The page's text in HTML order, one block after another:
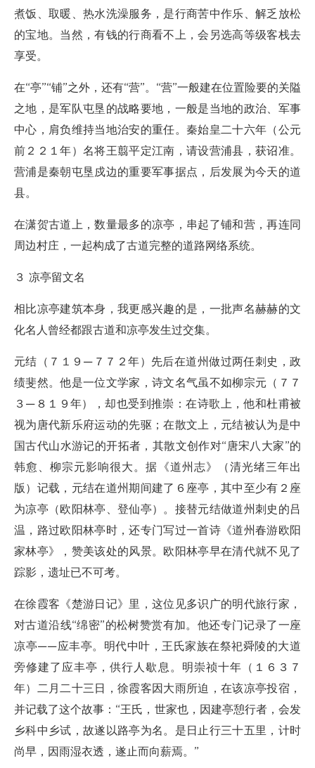
煮饭、取暖、热水洗澡服务，是行商苦中作乐、解乏放松
的宝地。当然，有钱的行商看不上，会另选高等级客栈去
享受。
在“亭”“铺”之外，还有“营”。“营”一般建在位置险要的关隘
之地，是军队屯垦的战略要地，一般是当地的政治、军事
中心，肩负维持当地治安的重任。秦始皇二十六年（公元
前２２１年）名将王翦平定江南，请设营浦县，获诏准。
营浦是秦朝屯垦戍边的重要军事据点，后发展为今天的道
县。
在潇贺古道上，数量最多的凉亭，串起了铺和营，再连同
周边村庄，一起构成了古道完整的道路网络系统。
３ 凉亭留文名
相比凉亭建筑本身，我更感兴趣的是，一批声名赫赫的文
化名人曾经都跟古道和凉亭发生过交集。
元结（７１９—７７２年）先后在道州做过两任刺史，政
绩斐然。他是一位文学家，诗文名气虽不如柳宗元（７７
３—８１９年），却也受到推崇：在诗歌上，他和杜甫被
视为唐代新乐府运动的先驱；在散文上，元结被认为是中
国古代山水游记的开拓者，其散文创作对“唐宋八大家”的
韩愈、柳宗元影响很大。据《道州志》（清光绪三年出
版）记载，元结在道州期间建了６座亭，其中至少有２座
为凉亭（欧阳林亭、登仙亭）。接替元结做道州刺史的吕
温，路过欧阳林亭时，还专门写过一首诗《道州春游欧阳
家林亭》，赞美该处的风景。欧阳林亭早在清代就不见了
踪影，遗址已不可考。
在徐霞客《楚游日记》里，这位见多识广的明代旅行家，
对古道沿线“绵密”的松树赞赏有加。他还专门记录了一座
凉亭——应丰亭。明代中叶，王氏家族在祭祀舜陵的大道
旁修建了应丰亭，供行人歇息。明崇祯十年（１６３７
年）二月二十三日，徐霞客因大雨所迫，在该凉亭投宿，
并记载了这个故事：“王氏，世家也，因建亭憩行者，会发
乡科中乡试，故遂以路亭为名。是日止行三十五里，计时
尚早，因雨湿衣透，遂止而向薪焉。”